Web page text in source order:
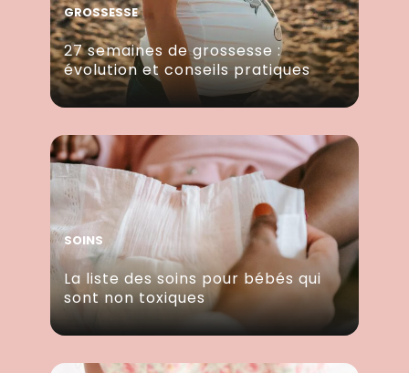
GROSSESSE
27 semaines de grossesse :
évolution et conseils pratiques
SOINS
La liste des soins pour bébés qui
sont non toxiques